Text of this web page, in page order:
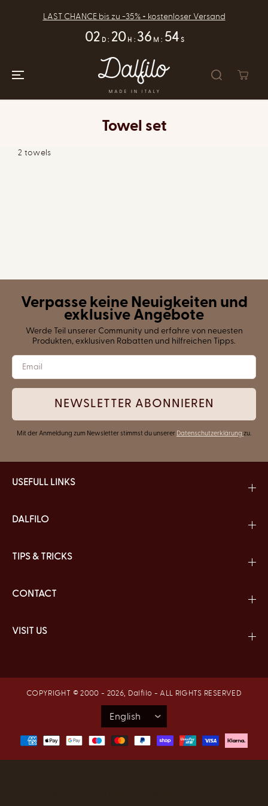
CONTENTLAST CHANCE bis zu -35% + kostenloser Versand
02 D : 20 H : 36 M : 54 S
Towel set
2 towels
Verpasse keine Neuigkeiten und
exklusive Angebote
Werde Teil unserer Community und erfahre von neuesten
Produkten, exklusiven Rabatten und hilfreichen Tipps.
NEWSLETTER ABONNIEREN
Mit der Anmeldung zum Newsletter stimmst du unserer Datenschutzerklärung zu.
USEFULL LINKS
DALFILO
TIPS & TRICKS
CONTACT
VISIT US
COPYRIGHT © 2000 - 2026, Dalfilo - ALL RIGHTS RESERVED